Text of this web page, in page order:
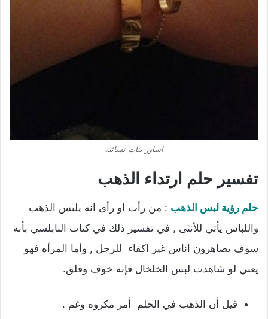
اساور بنات نسائية
تفسير حلم ارتداء الذهب
حلم رؤية لبس الذهب : من رأت او رأى انه يلبس الذهب
واللباس يأتي للأنثى , في تفسير ذلك في كتاب النابلسي بأنه
سوف يصاهرون اناس غير اكفاء للرجل , وأما المرأه فهو
يعني لو شاهدت لبس الخلخال فإنه خوف وقلق.
قيل أن الذهب في الحلم أمر مكروه وغم .